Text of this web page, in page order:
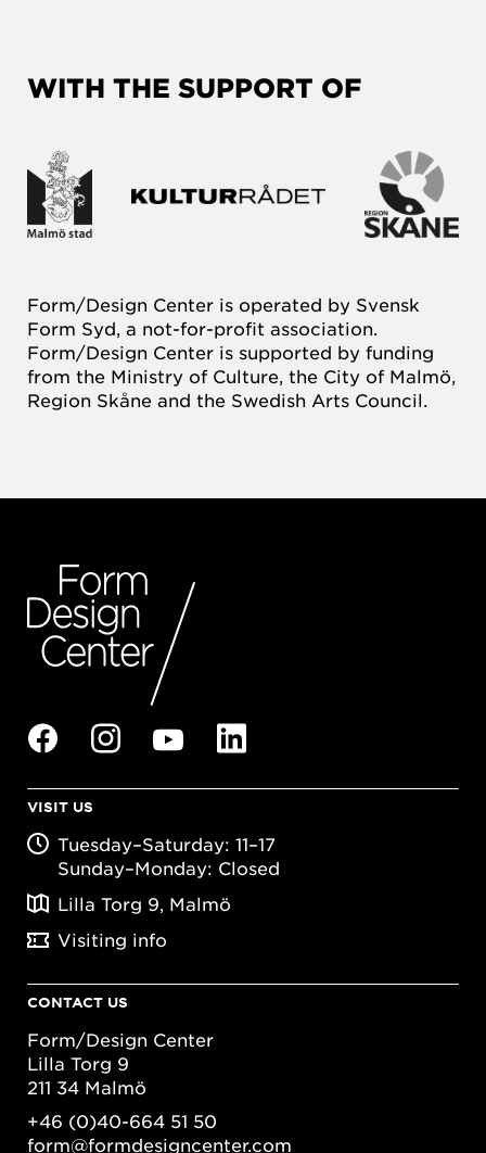
WITH THE SUPPORT OF
Form/Design Center is operated by Svensk
Form Syd, a not-for-profit association.
Form/Design Center is supported by funding
from the Ministry of Culture, the City of Malmö,
Region Skåne and the Swedish Arts Council.
VISIT US
Tuesday–Saturday: 11–17
Sunday–Monday: Closed
Lilla Torg 9, Malmö
Visiting info
CONTACT US
Form/Design Center
Lilla Torg 9
211 34 Malmö
+46 (0)40-664 51 50
form@formdesigncenter.com